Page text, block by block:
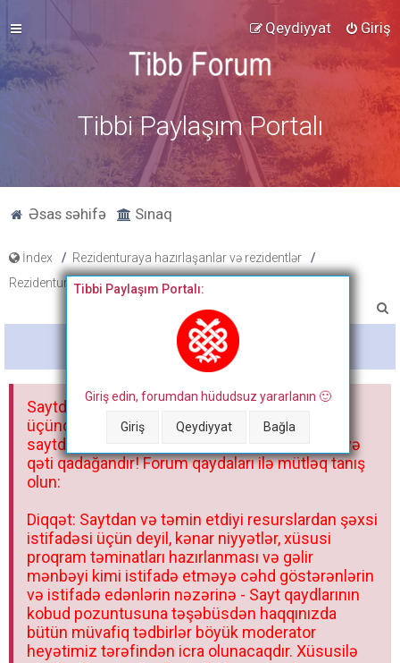
Giriş
Qeydiyyat
Tibbi Paylaşım Portalı
Əsas səhifə Sınaq
İndex
Rezidenturaya hazırlaşanlar və rezidentlər
Rezidentura hazırlıq materialları
a
Bitdi
Tibbi Paylaşım Portalı:
Giriş edin, forumdan hüdudsuz yararlanın 🙂
Giriş Qeydiyyat Bağla
Saytdakı materiallar yalnız fərdi istifadəniz
üçündür. Materialları istisnasız heç bir qrupda,
saytda və sosial şəbəkədə paylaşmaq olmaz və
qəti qadağandır! Forum qaydaları ilə mütləq tanış
olun:
Diqqət: Saytdan və təmin etdiyi resurslardan şəxsi
istifadəsi üçün deyil, kənar niyyətlər, xüsusi
proqram təminatları hazırlanması və gəlir
mənbəyi kimi istifadə etməyə cəhd göstərənlərin
və istifadə edənlərin nəzərinə - Sayt qaydlarının
kobud pozuntusuna təşəbüsdən haqqınızda
bütün müvafiq tədbirlər böyük moderator
heyətimiz tərəfindən icra olunacaqdır. Xüsusilə